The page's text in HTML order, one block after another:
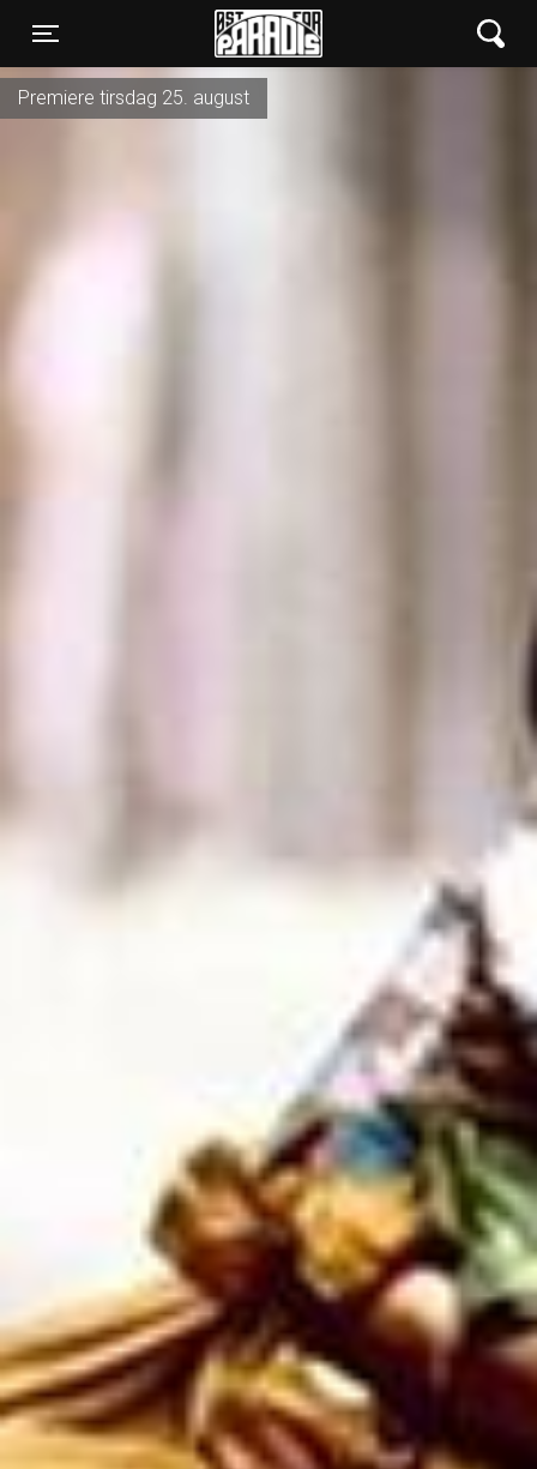
Toggle navigation
Øst for Paradis
Premiere tirsdag 25. august